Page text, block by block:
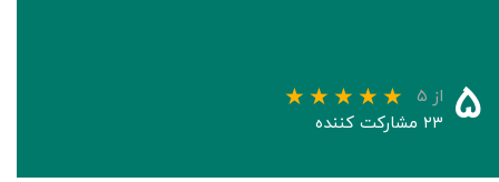
۵ از ۵
۲۳ مشارکت کننده